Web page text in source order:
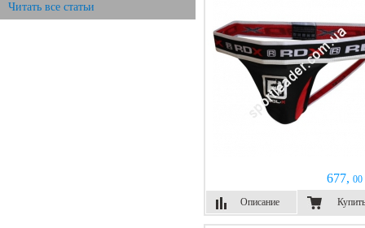
Читать все статьи
677, 00
Описание
Купить